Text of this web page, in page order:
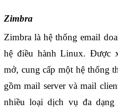
Zimbra
Zimbra là hệ thống email
hệ điều hành Linux. Được
mở, cung cấp một hệ thống
gồm mail server và mail
nhiều loại dịch vụ đa